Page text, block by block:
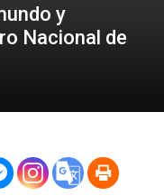
y
Nacional de